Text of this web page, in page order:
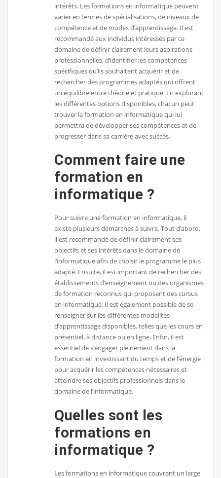
intérêts. Les formations en informatique peuvent
varier en termes de spécialisations, de niveaux de
compétence et de modes d’apprentissage. Il est
recommandé aux individus intéressés par ce
domaine de définir clairement leurs aspirations
professionnelles, d’identifier les compétences
spécifiques qu’ils souhaitent acquérir et de
rechercher des programmes adaptés qui offrent
un équilibre entre théorie et pratique. En explorant
les différentes options disponibles, chacun peut
trouver la formation en informatique qui lui
permettra de développer ses compétences et de
progresser dans sa carrière avec succès.
Comment faire une
formation en
informatique ?
Pour suivre une formation en informatique, il
existe plusieurs démarches à suivre. Tout d’abord,
il est recommandé de définir clairement ses
objectifs et ses intérêts dans le domaine de
l’informatique afin de choisir le programme le plus
adapté. Ensuite, il est important de rechercher des
établissements d’enseignement ou des organismes
de formation reconnus qui proposent des cursus
en informatique. Il est également possible de se
renseigner sur les différentes modalités
d’apprentissage disponibles, telles que les cours en
présentiel, à distance ou en ligne. Enfin, il est
essentiel de s’engager pleinement dans la
formation en investissant du temps et de l’énergie
pour acquérir les compétences nécessaires et
atteindre ses objectifs professionnels dans le
domaine de l’informatique.
Quelles sont les
formations en
informatique ?
Les formations en informatique couvrent un large